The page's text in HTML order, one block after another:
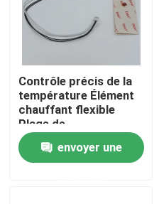
Produits
Vidéos
Contrôle précis de la
température Élément
chauffant flexible
Plage de
fonctionnement
jaune/noir -40 à 260 °C
envoyer une